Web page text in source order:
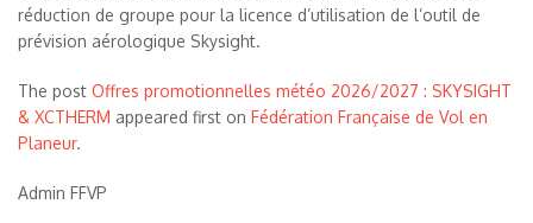
réduction de groupe pour la licence d’utilisation de l’outil de
prévision aérologique Skysight.
The post Offres promotionnelles météo 2026/2027 : SKYSIGHT
& XCTHERM appeared first on Fédération Française de Vol en
Planeur.
Admin FFVP